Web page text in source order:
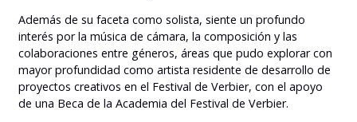
Además de su faceta como solista, siente un profundo
interés por la música de cámara, la composición y las
colaboraciones entre géneros, áreas que pudo explorar con
mayor profundidad como artista residente de desarrollo de
proyectos creativos en el Festival de Verbier, con el apoyo
de una Beca de la Academia del Festival de Verbier.